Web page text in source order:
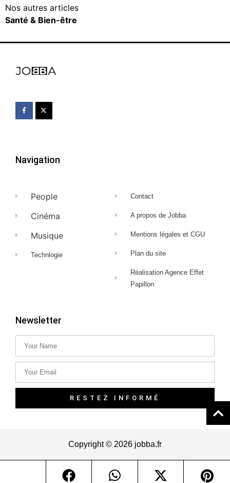
Nos autres articles
Santé & Bien-être
Navigation
People
Cinéma
Musique
Technlogie
Contact
A propos de Jobba
Mentions légales et CGU
Plan du site
Réalisation Agence Effet
Papillon
Newsletter
RESTEZ INFORMÉ
Copyright © 2026 jobba.fr